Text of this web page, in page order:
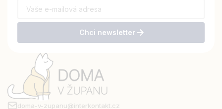
Chci newsletter
doma-v-zupanu@interkontakt.cz